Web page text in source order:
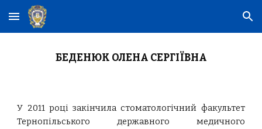
Skip to main content Skip to navigation
БЕДЕНЮК ОЛЕНА СЕРГІЇВНА
У 2011 році закінчила стоматологічний факультет
Тернопільського державного медичного